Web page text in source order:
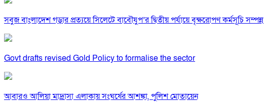
সবুজ বাংলাদেশ গড়ার প্রত্যয়ে সিলেটে বাবৌযুপ’র দ্বিতীয় পর্যায়ে বৃক্ষরোপণ কর্মসূচি সম্পন্ন
Govt drafts revised Gold Policy to formalise the sector
আবারও আলিয়া মাদ্রাসা এলাকায় সংঘর্ষের আশঙ্কা, পুলিশ মোতায়েন